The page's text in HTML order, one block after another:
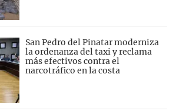
San Pedro del Pinatar moderniza
la ordenanza del taxi y reclama
más efectivos contra el
narcotráfico en la costa